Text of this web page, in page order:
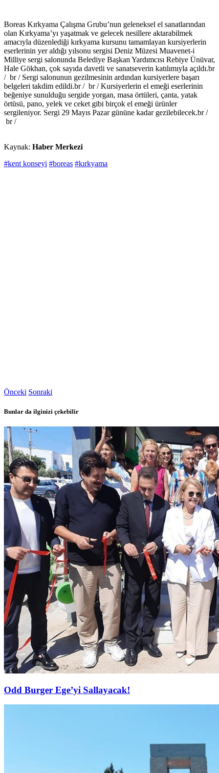
Boreas Kırkyama Çalışma Grubu’nun geleneksel el sanatlarından
olan Kırkyama’yı yaşatmak ve gelecek nesillere aktarabilmek
amacıyla düzenlediği kırkyama kursunu tamamlayan kursiyerlerin
eserlerinin yer aldığı yılsonu sergisi Deniz Müzesi Muavenet-i
Milliye sergi salonunda Belediye Başkan Yardımcısı Rebiye Ünüvar,
Hale Gökhan, çok sayıda davetli ve sanatseverin katılımıyla açıldı.br
/ br / Sergi salonunun gezilmesinin ardından kursiyerlere başarı
belgeleri takdim edildi.br / br / Kursiyerlerin el emeği eserlerinin
beğeniye sunulduğu sergide yorgan, masa örtüleri, çanta, yatak
örtüsü, pano, yelek ve ceket gibi birçok el emeği ürünler
sergileniyor. Sergi 29 Mayıs Pazar gününe kadar gezilebilecek.br /
br /
Kaynak: Haber Merkezi
#kent konseyi #boreas #kırkyama
Önceki Sonraki
Bunlar da ilginizi çekebilir
Odd Burger Ege’yi Sallayacak!